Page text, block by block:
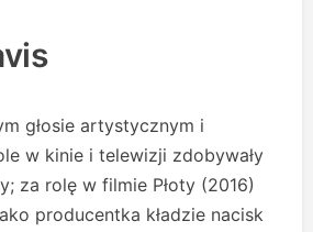
głosie artystycznym i
w kinie i telewizji zdobywały
za rolę w filmie Płoty (2016)
producentka kładzie nacisk